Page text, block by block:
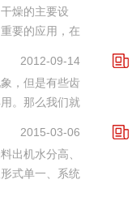
燥的主要设
要的应用，在
除尘器在作业
2012-09-14
，但是有些齿
。那么我们就
节省了一定
2015-03-06
出机水分高、
式单一、系统